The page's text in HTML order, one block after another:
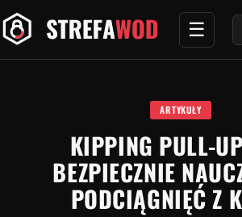
Przejdź
do
☰
ARTYKUŁY
KIPPING PULL-
BEZPIECZNIE
PODCIĄGNIĘĆ Z